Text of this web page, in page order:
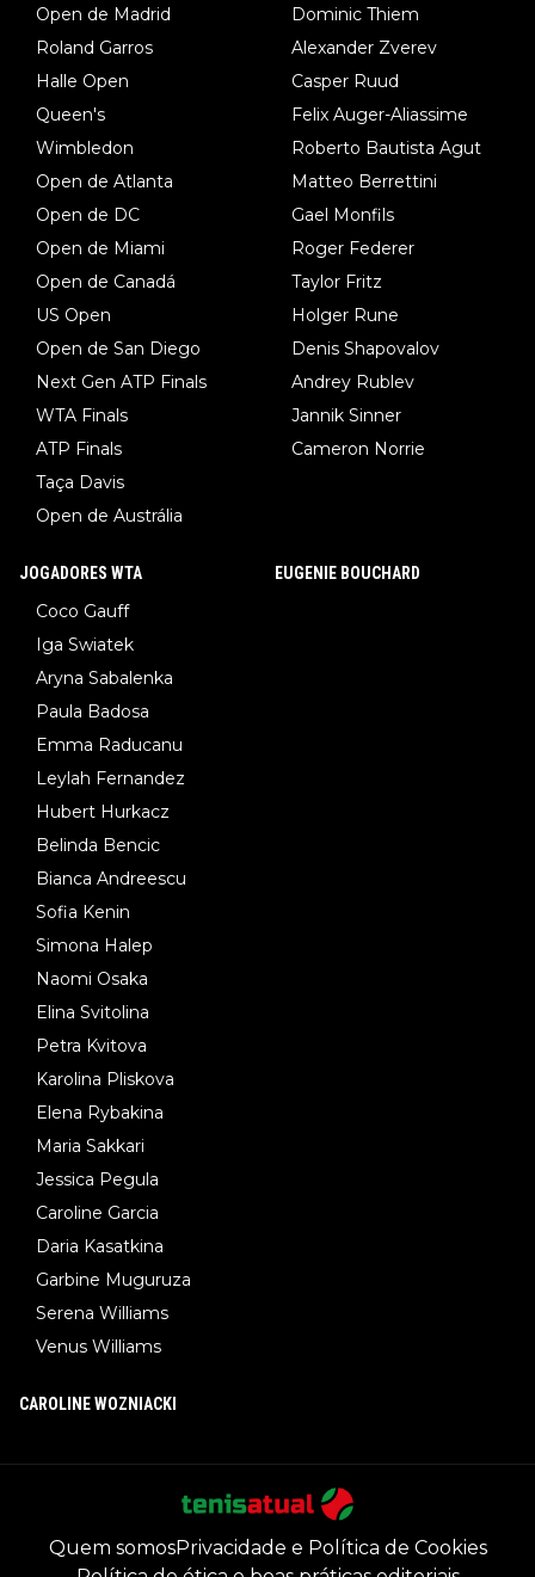
Open de Madrid
Roland Garros
Halle Open
Queen's
Wimbledon
Open de Atlanta
Open de DC
Open de Miami
Open de Canadá
US Open
Open de San Diego
Next Gen ATP Finals
WTA Finals
ATP Finals
Taça Davis
Open de Austrália
Dominic Thiem
Alexander Zverev
Casper Ruud
Felix Auger-Aliassime
Roberto Bautista Agut
Matteo Berrettini
Gael Monfils
Roger Federer
Taylor Fritz
Holger Rune
Denis Shapovalov
Andrey Rublev
Jannik Sinner
Cameron Norrie
JOGADORES WTA
Coco Gauff
Iga Swiatek
Aryna Sabalenka
Paula Badosa
Emma Raducanu
Leylah Fernandez
Hubert Hurkacz
Belinda Bencic
Bianca Andreescu
Sofia Kenin
Simona Halep
Naomi Osaka
Elina Svitolina
Petra Kvitova
Karolina Pliskova
Elena Rybakina
Maria Sakkari
Jessica Pegula
Caroline Garcia
Daria Kasatkina
Garbine Muguruza
Serena Williams
Venus Williams
EUGENIE BOUCHARD
CAROLINE WOZNIACKI
Quem somosPrivacidade e Política de Cookies